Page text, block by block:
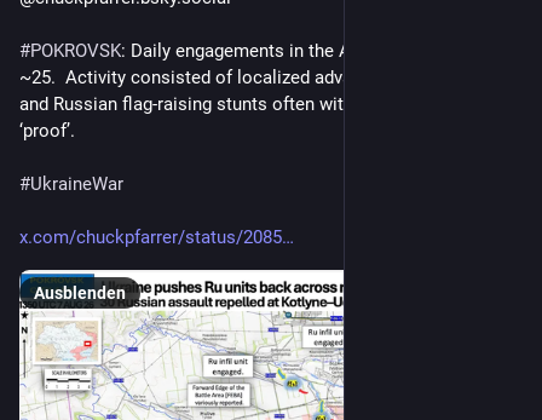
#POKROVSK: Daily engagements in the AO typically number
~25.  Activity consisted of localized advances/infiltrations
and Russian flag-raising stunts often with
‘proof’.
#UkraineWar
x.com/chuckpfarrer/status/2085
Ausblenden